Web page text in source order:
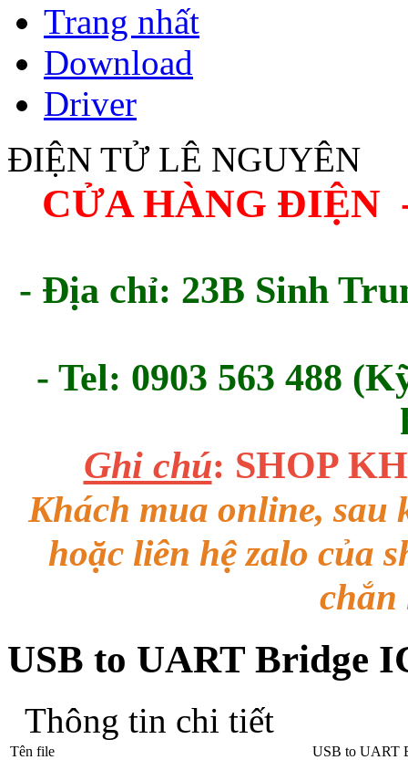
Trang nhất
Download
Driver
ĐIỆN TỬ LÊ NGUYÊN
CỬA HÀNG ĐIỆN
- Địa chỉ: 23B Sinh
- Tel: 0903 563 488
Ghi chú: SHOP
Khách mua online,
hoặc liên hệ zalo của
chắn
USB to UART Bridge
Thông tin chi tiết
Tên file
USB to UART